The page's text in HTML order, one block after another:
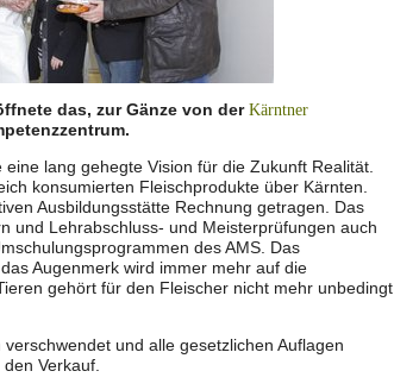
das, zur Gänze von der Kärntner
lang gehegte Vision für die Zukunft Realität.
konsumierten Fleischprodukte über Kärnten.
Ausbildungsstätte Rechnung getragen. Das
und Lehrabschluss- und Meisterprüfungen auch
des AMS. Das
Augenmerk wird immer mehr auf die
gehört für den Fleischer nicht mehr unbedingt
und alle gesetzlichen Auflagen
Verkauf.